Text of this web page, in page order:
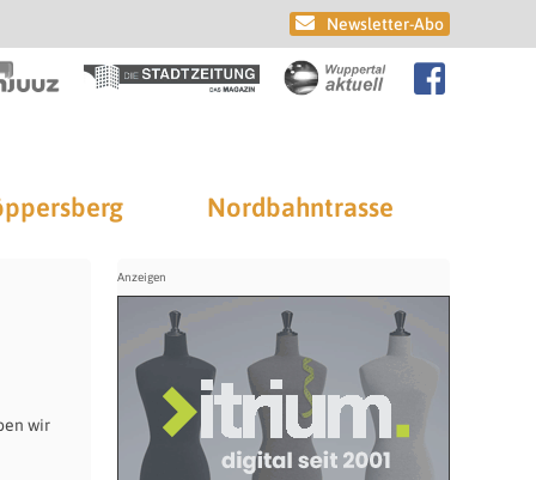
Newsletter-Abo
Nordbahntrasse
wir